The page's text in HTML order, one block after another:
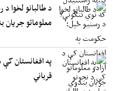
د طالبانو لخوا
معلوماتو جریان
په افغانستان کې
قرباني